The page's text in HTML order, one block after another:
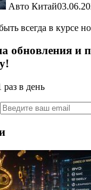
Авто Китай
всегда в курсе
обновления и
в день